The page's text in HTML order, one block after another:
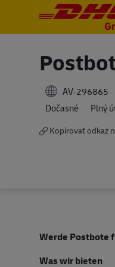
AV-296865
Dočasné
Plný
Kopírovať odkaz
Werde Postbote
Was wir bieten